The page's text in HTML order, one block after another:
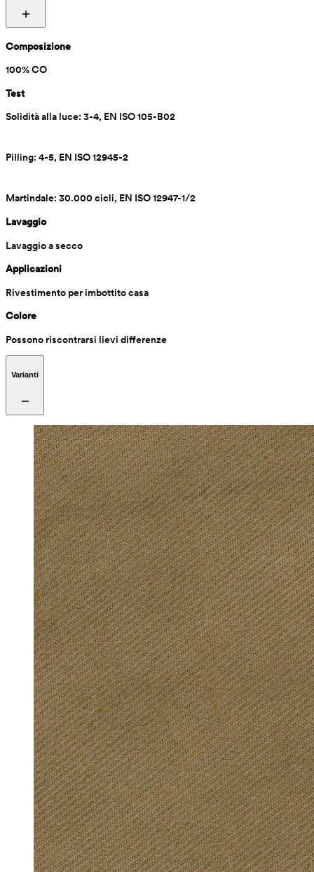
Composizione
100% CO
Test
Solidità alla luce: 3-4, EN ISO 105-B02
Pilling: 4-5, EN ISO 12945-2
Martindale: 30.000 cicli, EN ISO 12947-1/2
Lavaggio
Lavaggio a secco
Applicazioni
Rivestimento per imbottito casa
Colore
Possono riscontrarsi lievi differenze
Varianti